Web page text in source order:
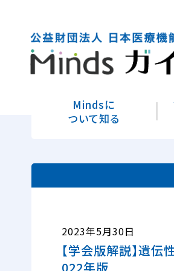
2023年5月30日
【学会版解説】遺伝
022年版
Mindsに
ついて知る